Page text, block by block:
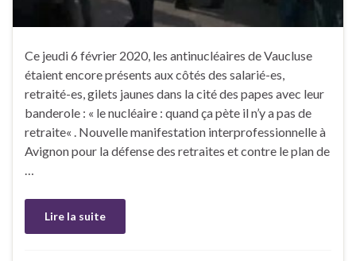
Ce jeudi 6 février 2020, les antinucléaires de Vaucluse
étaient encore présents aux côtés des salarié-es,
retraité-es, gilets jaunes dans la cité des papes avec leur
banderole : « le nucléaire : quand ça pète il n’y a pas de
retraite« . Nouvelle manifestation interprofessionnelle à
Avignon pour la défense des retraites et contre le plan de
…
Lire la suite